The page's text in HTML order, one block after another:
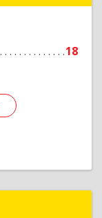
18